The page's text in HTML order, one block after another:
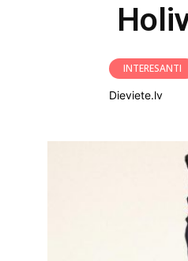
INTERESANTI
Dieviete.lv